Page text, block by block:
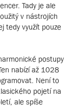
Tady je ale
v nástrojích
tedy využít pouze
postupy
nabízí až 1028
Není to
pojetí na
ale spíše